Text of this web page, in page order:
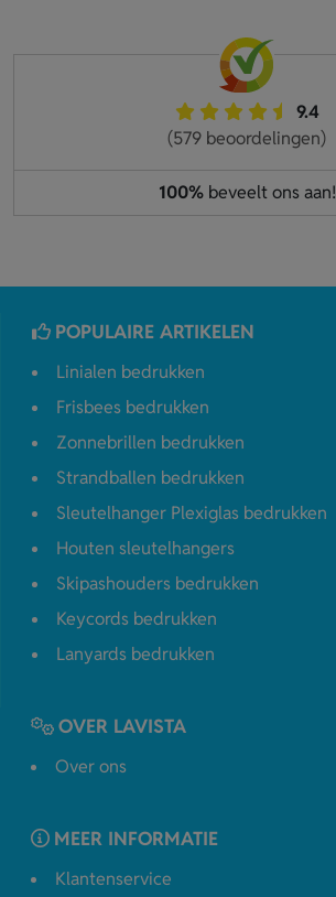
9.4
(579 beoordelingen)
100%beveelt ons aan!
POPULAIRE ARTIKELEN
Linialen bedrukken
Frisbees bedrukken
Zonnebrillen bedrukken
Strandballen bedrukken
Sleutelhanger Plexiglas bedrukken
Houten sleutelhangers
Skipashouders bedrukken
Keycords bedrukken
Lanyards bedrukken
OVER LAVISTA
Over ons
MEER INFORMATIE
Klantenservice